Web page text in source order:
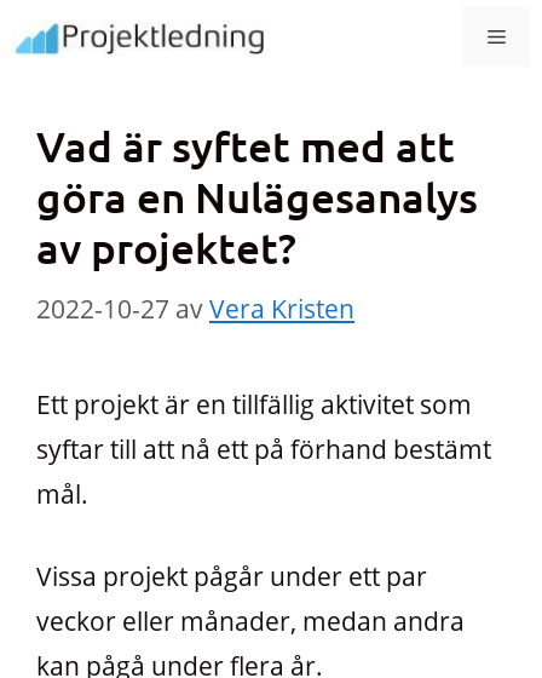
Hoppa
till
Vad är syftet med att
göra en Nulägesanalys
av projektet?
2022-10-27 avVera Kristen
Ett projekt är en tillfällig aktivitet som
syftar till att nå ett på förhand bestämt
mål.
Vissa projekt pågår under ett par
veckor eller månader, medan andra
kan pågå under flera år.